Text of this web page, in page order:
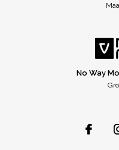
No Way